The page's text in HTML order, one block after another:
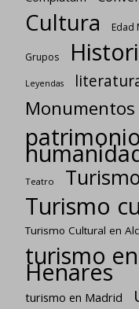
Cultura Edad
Grupos
Leyendas
Monumentos
Teatro Turismo
Turismo
Turismo Cultural en
turismo
Henares
turismo en Madrid